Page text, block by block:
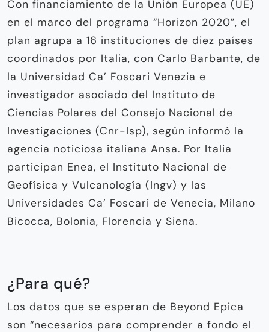
Con financiamiento de la Unión Europea (UE)
en el marco del programa “Horizon 2020”, el
plan agrupa a 16 instituciones de diez países
coordinados por Italia, con Carlo Barbante, de
la Universidad Ca’ Foscari Venezia e
investigador asociado del Instituto de
Ciencias Polares del Consejo Nacional de
Investigaciones (Cnr-Isp), según informó la
agencia noticiosa italiana Ansa. Por Italia
participan Enea, el Instituto Nacional de
Geofísica y Vulcanología (Ingv) y las
Universidades Ca’ Foscari de Venecia, Milano
Bicocca, Bolonia, Florencia y Siena.
¿Para qué?
Los datos que se esperan de Beyond Epica
son “necesarios para comprender a fondo el